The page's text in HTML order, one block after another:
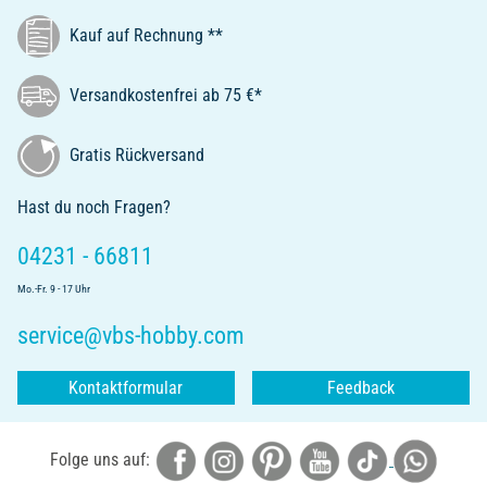
Kauf auf Rechnung **
Versandkostenfrei ab 75 €*
Gratis Rückversand
Hast du noch Fragen?
04231 - 66811
Mo.-Fr. 9 - 17 Uhr
service@vbs-hobby.com
Kontaktformular Feedback
Folge uns auf: